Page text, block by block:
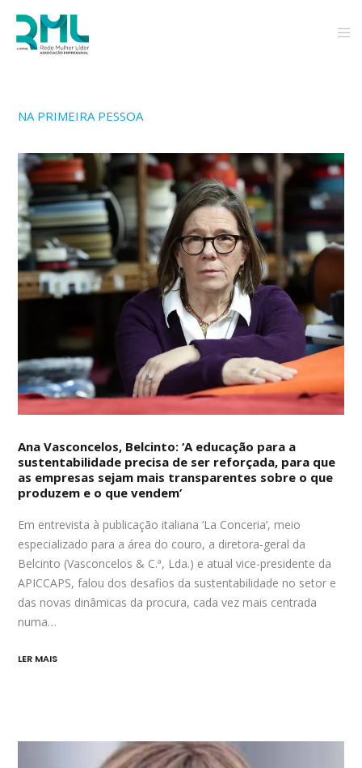
NA PRIMEIRA PESSOA
Ana Vasconcelos, Belcinto: ‘A educação para a
sustentabilidade precisa de ser reforçada, para que
as empresas sejam mais transparentes sobre o que
produzem e o que vendem’
Em entrevista à publicação italiana ‘La Conceria’, meio
especializado para a área do couro, a diretora-geral da
Belcinto (Vasconcelos & C.ª, Lda.) e atual vice-presidente da
APICCAPS, falou dos desafios da sustentabilidade no setor e
das novas dinâmicas da procura, cada vez mais centrada
numa…
LER MAIS